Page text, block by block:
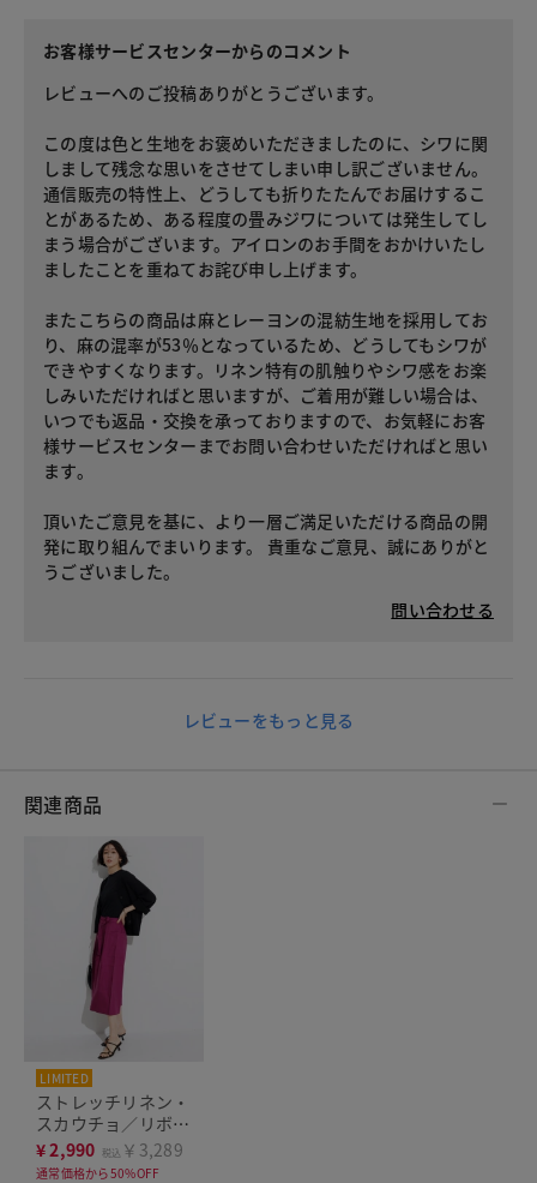
お客様サービスセンターからのコメント
レビューへのご投稿ありがとうございます。
この度は色と生地をお褒めいただきましたのに、シワに関
しまして残念な思いをさせてしまい申し訳ございません。
通信販売の特性上、どうしても折りたたんでお届けするこ
とがあるため、ある程度の畳みジワについては発生してし
まう場合がございます。アイロンのお手間をおかけいたし
ましたことを重ねてお詫び申し上げます。
またこちらの商品は麻とレーヨンの混紡生地を採用してお
り、麻の混率が53％となっているため、どうしてもシワが
できやすくなります。リネン特有の肌触りやシワ感をお楽
しみいただければと思いますが、ご着用が難しい場合は、
いつでも返品・交換を承っておりますので、お気軽にお客
様サービスセンターまでお問い合わせいただければと思い
ます。
頂いたご意見を基に、より一層ご満足いただける商品の開
発に取り組んでまいります。 貴重なご意見、誠にありがと
うございました。
問い合わせる
レビューをもっと見る
関連商品
LIMITED
ストレッチリネン・
スカウチョ／リボン
付き
¥2,990 税込 ￥3,289
通常価格から50%OFF